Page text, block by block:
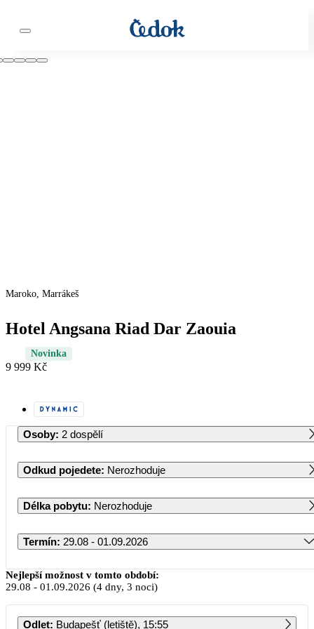
Maroko, Marrákeš
Hotel Angsana Riad Dar Zaouia
Novinka
9 999 Kč
Osoby: 2 dospělí
Odkud pojedete: Nerozhoduje
Délka pobytu: Nerozhoduje
Termín: 29.08 - 01.09.2026
Srpen 2026
PO ÚT ST ČT PÁ SO NE
Nejlepší možnost v tomto období:
29.08 - 01.09.2026 (4 dny, 3 noci)
Odlet: Budapešť (letiště), 15:55